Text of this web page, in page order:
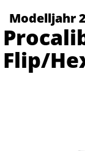
Modelljahr
Flip/